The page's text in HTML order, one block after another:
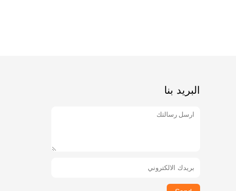
البريد بنا